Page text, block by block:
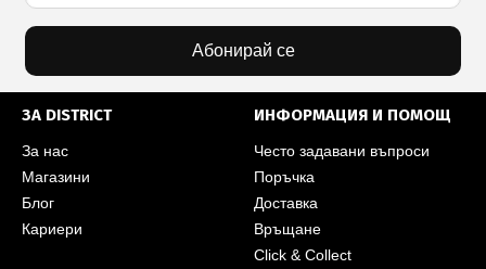
Абонирай се
ЗА DISTRICT
За нас
Магазини
Блог
Кариери
ИНФОРМАЦИЯ И ПОМОЩ
Често задавани въпроси
Поръчка
Доставка
Връщане
Click & Collect